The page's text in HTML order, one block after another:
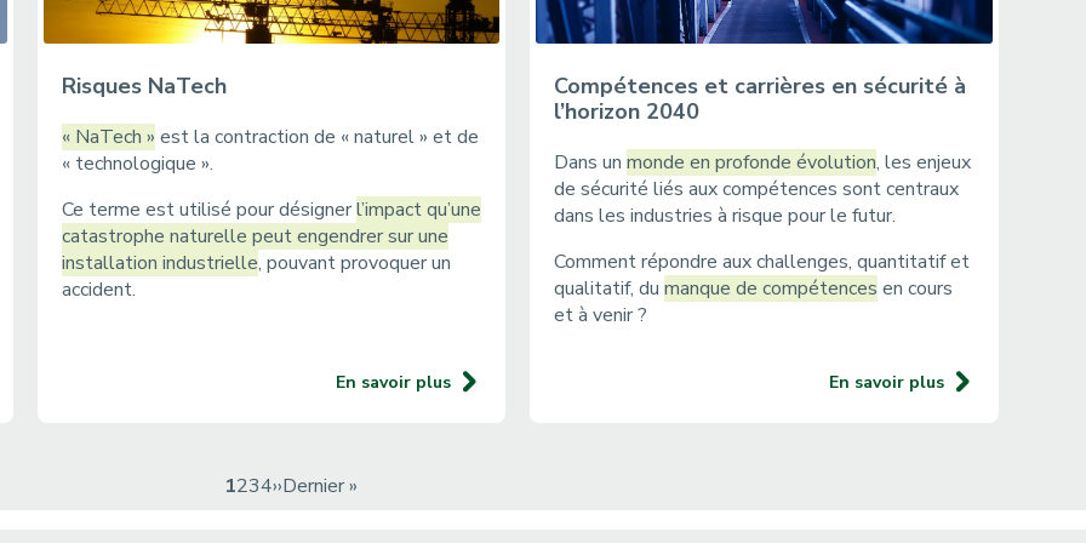
Risques NaTech
« NaTech » est la contraction de « naturel » et de
« technologique ».
Ce terme est utilisé pour désignerl’impact qu’une
catastrophe naturelle peut engendrer sur une
installation industrielle, pouvant provoquer un
accident.
En savoir plus
Compétences et carrières en sécurité à
l’horizon 2040
Dans unmonde en profonde évolution, les enjeux
de sécurité liés aux compétences sont centraux
dans les industries à risque pour le futur.
Comment répondre aux challenges, quantitatif et
qualitatif, dumanque de compétences en cours
et à venir ?
En savoir plus
P
1P
2P
3P
4P
››D
Dernier »